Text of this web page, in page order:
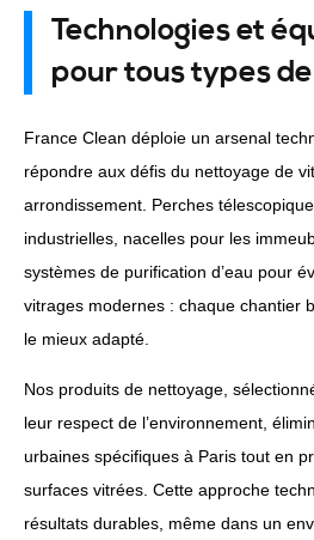
Technologies et
pour tous types
France Clean déploie un arsenal
répondre aux défis du nettoyage de
arrondissement. Perches
industrielles, nacelles pour les
systèmes de purification d’eau pour
vitrages modernes : chaque chantier
le mieux adapté.
Nos produits de nettoyage,
leur respect de l’environnement,
urbaines spécifiques à Paris tout en
surfaces vitrées. Cette approche
résultats durables, même dans un